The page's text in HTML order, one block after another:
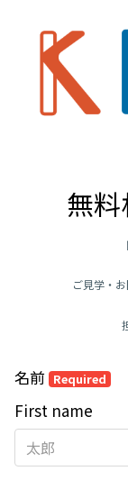
無
ご見学・
名前 Required
First name